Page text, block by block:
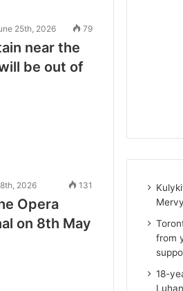
25th, 2026 79
near the
be out of
2026 131
Opera
on 8th May
from
18-